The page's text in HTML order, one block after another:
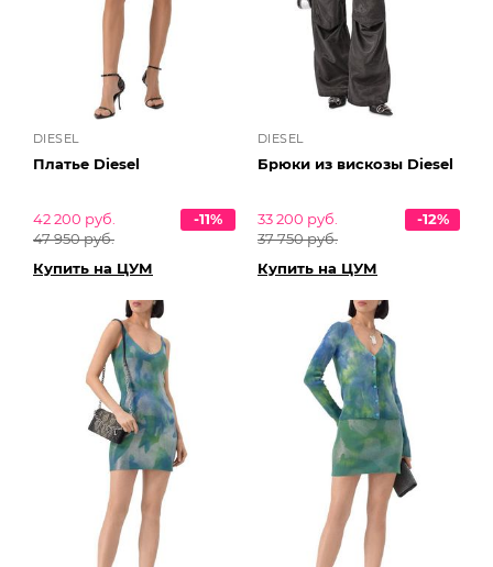
DIESEL
Платье Diesel
42 200 руб.
47 950 руб.
-11%
Купить на ЦУМ
DIESEL
Брюки из вискозы Diesel
33 200 руб.
37 750 руб.
-12%
Купить на ЦУМ